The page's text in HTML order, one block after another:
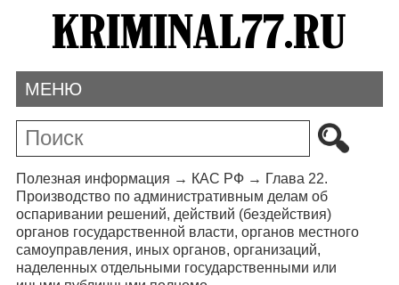
МЕНЮ
Полезная информация → КАС РФ→ Глава 22.
Производство по административным делам об
оспаривании решений, действий (бездействия)
органов государственной власти, органов местного
самоуправления, иных органов, организаций,
наделенных отдельными государственными или